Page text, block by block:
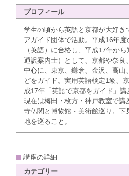
プロフィール
学生の頃から英語と京都が大好き
アガイド団体で活動。平成16年度
（英語）に合格し、平成17年か
通訳案内士）として、京都や奈良
中心に、東京、鎌倉、金沢、高山
どをガイド。実用英語検定1級、
成17年「英語で京都をガイド」講
現在は梅田・枚方・神戸教室で講
寺仏閣と博物館・美術館巡り。下
地を巡ること。
講座の詳細
カテゴリー